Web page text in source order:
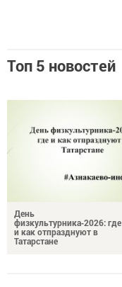
Топ 5 новостей
День
физкультурника‑2026: где
и как отпразднуют в
Татарстане